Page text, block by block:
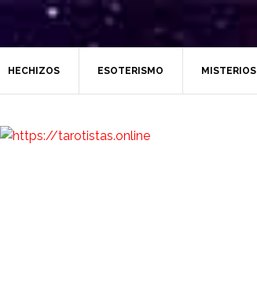
HECHIZOS ESOTERISMO MISTERIOS